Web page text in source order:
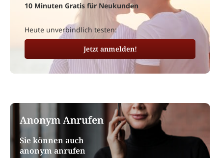
10 Minuten Gratis für Neukunden
Heute unverbindlich testen:
Jetzt anmelden!
Anonym Anrufen
Sie können auch
anonym anrufen